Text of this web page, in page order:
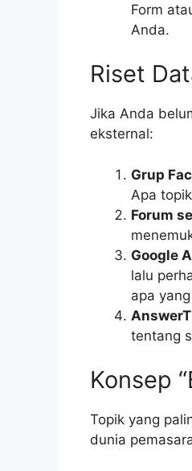
Form
Anda.
Riset
Jika Anda
eksternal:
Grup
Apa
Forum
Google
lalu
apa
tentang
Konsep
Topik yang
dunia